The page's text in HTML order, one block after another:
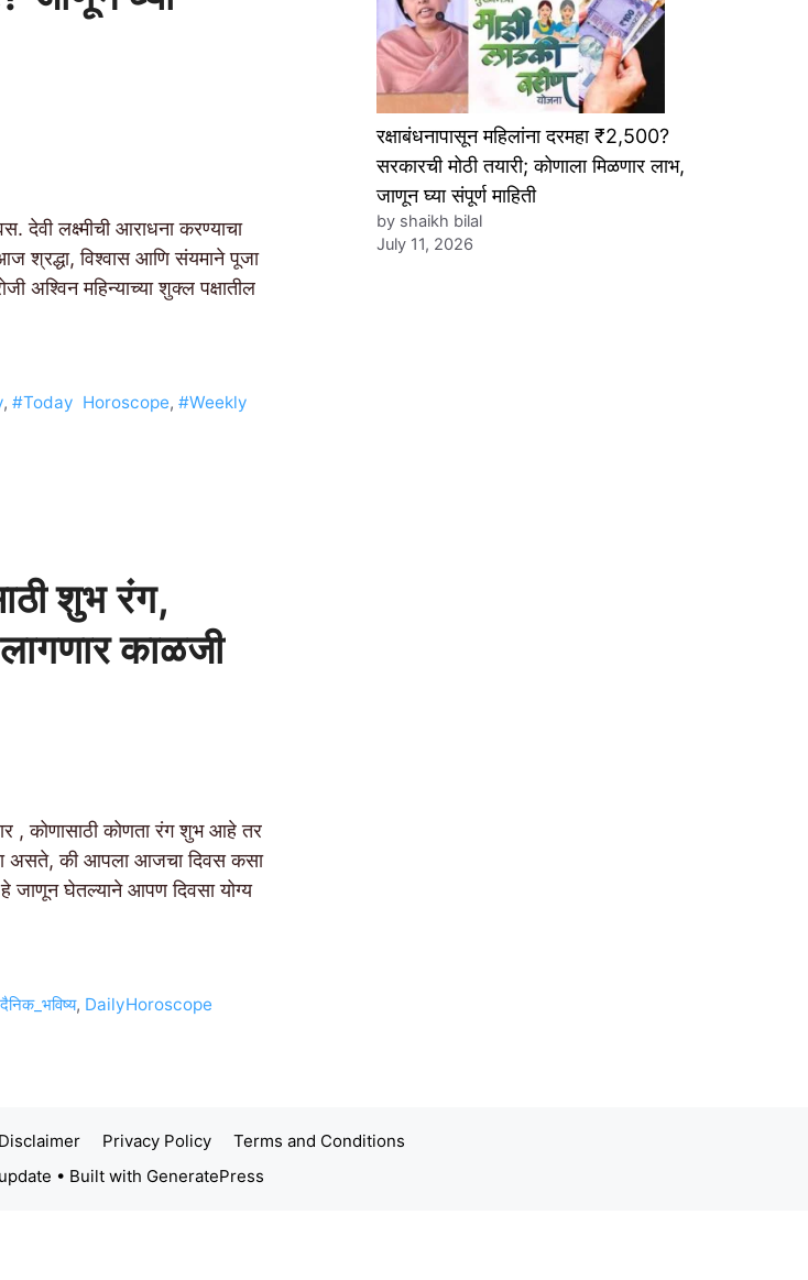
लक्ष्मीची आराधना करण्याचा
श्रद्धा, विश्वास आणि संयमाने पूजा
अश्विन महिन्याच्या शुक्ल पक्षातील
,#Today Horoscope,#Weekly
शुभ रंग,
काळजी
, कोणासाठी कोणता रंग शुभ आहे तर
असते, की आपला आजचा दिवस कसा
जाणून घेतल्याने आपण दिवसा योग्य
, DailyHoroscope
रक्षाबंधनापासून महिलांना दरमहा ₹2,500?
सरकारची मोठी तयारी; कोणाला मिळणार लाभ,
जाणून घ्या संपूर्ण माहिती
by shaikh bilal
July 11, 2026
Disclaimer Privacy Policy
Terms and Conditions
• Built with GeneratePress